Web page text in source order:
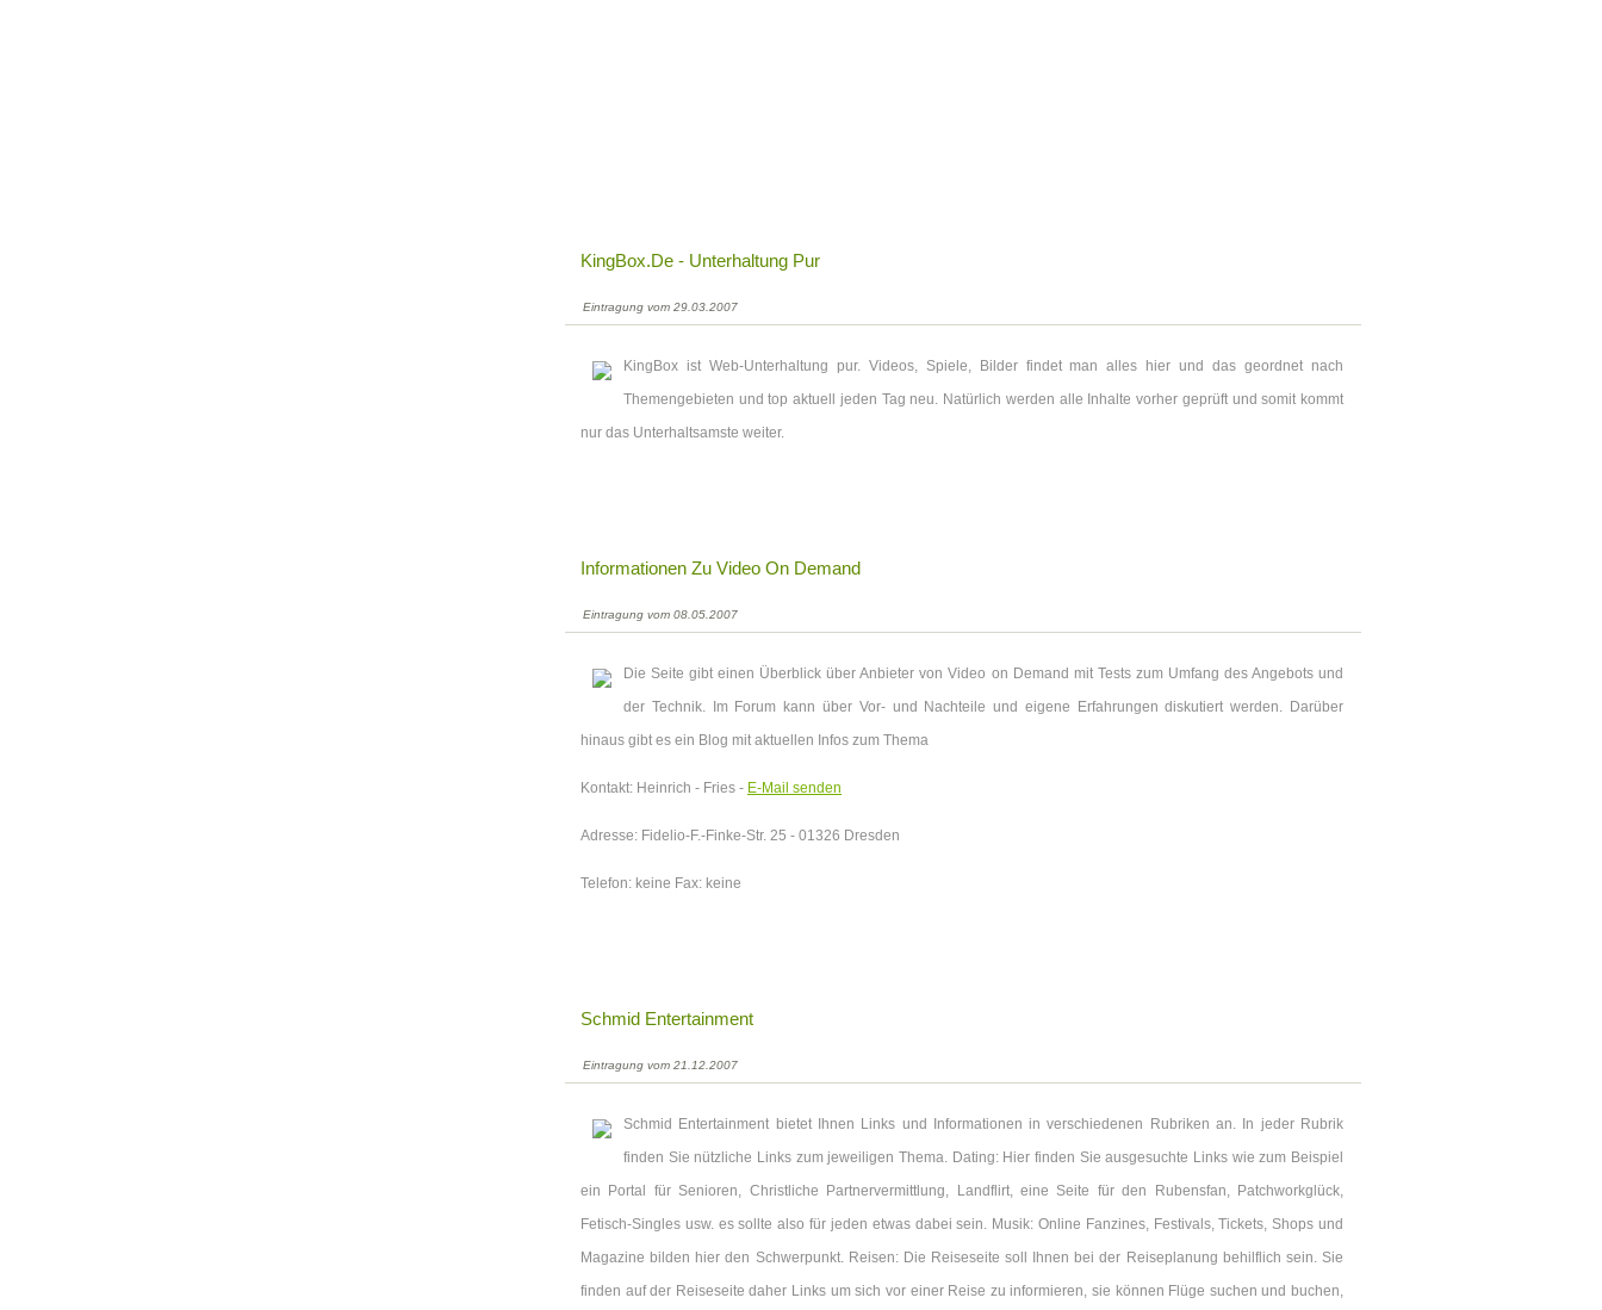
KingBox.de - Unterhaltung Pur
Eintragung vom 29.03.2007
KingBox ist Web-Unterhaltung pur. Videos, Spiele, Bilder findet man alles hier und das geordnet nach
Themengebieten und top aktuell jeden Tag neu. Natürlich werden alle Inhalte vorher geprüft und somit kommt
nur das Unterhaltsamste weiter.
Informationen Zu Video On Demand
Eintragung vom 08.05.2007
Die Seite gibt einen Überblick über Anbieter von Video on Demand mit Tests zum Umfang des Angebots und
der Technik. Im Forum kann über Vor- und Nachteile und eigene Erfahrungen diskutiert werden. Darüber
hinaus gibt es ein Blog mit aktuellen Infos zum Thema
Kontakt: Heinrich - Fries - E-Mail senden
Adresse: Fidelio-F.-Finke-Str. 25 - 01326 Dresden
Telefon: keine Fax: keine
Schmid Entertainment
Eintragung vom 21.12.2007
Schmid Entertainment bietet Ihnen Links und Informationen in verschiedenen Rubriken an. In jeder Rubrik
finden Sie nützliche Links zum jeweiligen Thema. Dating: Hier finden Sie ausgesuchte Links wie zum Beispiel
ein Portal für Senioren, Christliche Partnervermittlung, Landflirt, eine Seite für den Rubensfan, Patchworkglück,
Fetisch-Singles usw. es sollte also für jeden etwas dabei sein. Musik: Online Fanzines, Festivals, Tickets, Shops und
Magazine bilden hier den Schwerpunkt. Reisen: Die Reiseseite soll Ihnen bei der Reiseplanung behilflich sein. Sie
finden auf der Reiseseite daher Links um sich vor einer Reise zu informieren, sie können Flüge suchen und buchen,